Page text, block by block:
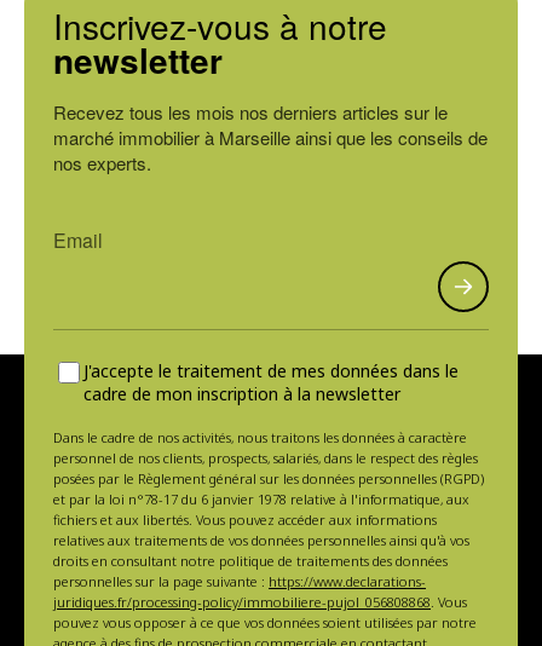
Inscrivez-vous à notre
newsletter
Recevez tous les mois nos derniers articles sur le
marché immobilier à Marseille ainsi que les conseils de
nos experts.
J'accepte le traitement de mes données dans le
cadre de mon inscription à la newsletter
Dans le cadre de nos activités, nous traitons les données à caractère
personnel de nos clients, prospects, salariés, dans le respect des règles
posées par le Règlement général sur les données personnelles (RGPD)
et par la loi n°78-17 du 6 janvier 1978 relative à l'informatique, aux
fichiers et aux libertés. Vous pouvez accéder aux informations
relatives aux traitements de vos données personnelles ainsi qu'à vos
droits en consultant notre politique de traitements des données
personnelles sur la page suivante : https://www.declarations-
juridiques.fr/processing-policy/immobiliere-pujol_056808868. Vous
pouvez vous opposer à ce que vos données soient utilisées par notre